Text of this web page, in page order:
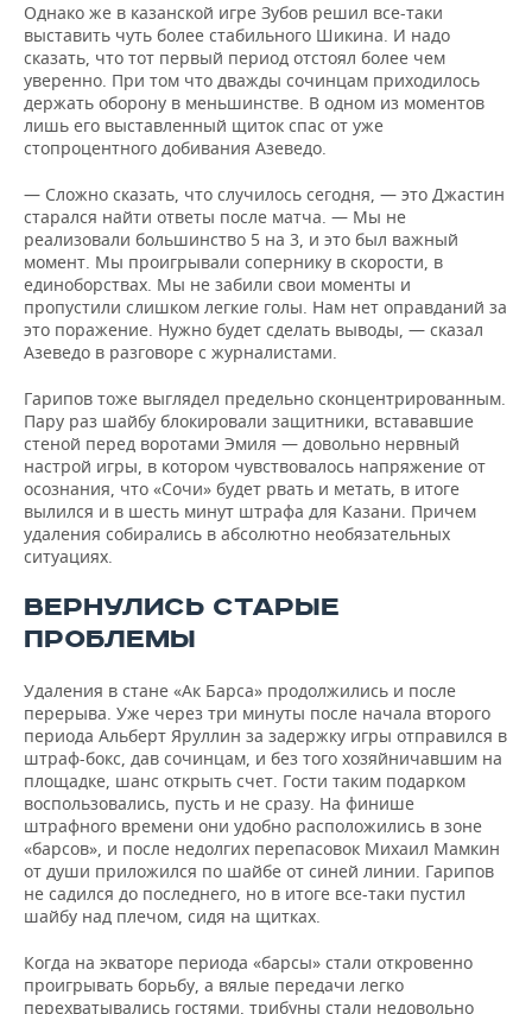
Однако же в казанской игре Зубов решил все-таки
выставить чуть более стабильного Шикина. И надо
сказать, что тот первый период отстоял более чем
уверенно. При том что дважды сочинцам приходилось
держать оборону в меньшинстве. В одном из моментов
лишь его выставленный щиток спас от уже
стопроцентного добивания Азеведо.
— Сложно сказать, что случилось сегодня, — это Джастин
старался найти ответы после матча. — Мы не
реализовали большинство 5 на 3, и это был важный
момент. Мы проигрывали сопернику в скорости, в
единоборствах. Мы не забили свои моменты и
пропустили слишком легкие голы. Нам нет оправданий за
это поражение. Нужно будет сделать выводы, — сказал
Азеведо в разговоре с журналистами.
Гарипов тоже выглядел предельно сконцентрированным.
Пару раз шайбу блокировали защитники, встававшие
стеной перед воротами Эмиля — довольно нервный
настрой игры, в котором чувствовалось напряжение от
осознания, что «Сочи» будет рвать и метать, в итоге
вылился и в шесть минут штрафа для Казани. Причем
удаления собирались в абсолютно необязательных
ситуациях.
ВЕРНУЛИСЬ СТАРЫЕ
ПРОБЛЕМЫ
Удаления в стане «Ак Барса» продолжились и после
перерыва. Уже через три минуты после начала второго
периода Альберт Яруллин за задержку игры отправился в
штраф-бокс, дав сочинцам, и без того хозяйничавшим на
площадке, шанс открыть счет. Гости таким подарком
воспользовались, пусть и не сразу. На финише
штрафного времени они удобно расположились в зоне
«барсов», и после недолгих перепасовок Михаил Мамкин
от души приложился по шайбе от синей линии. Гарипов
не садился до последнего, но в итоге все-таки пустил
шайбу над плечом, сидя на щитках.
Когда на экваторе периода «барсы» стали откровенно
проигрывать борьбу, а вялые передачи легко
перехватывались гостями, трибуны стали недовольно